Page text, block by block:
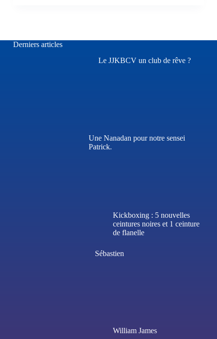
Derniers articles
Le JJKBCV un club de rêve ?
Une Nanadan pour notre sensei
Patrick.
Kickboxing : 5 nouvelles
ceintures noires et 1 ceinture
de flanelle
Sébastien
William James